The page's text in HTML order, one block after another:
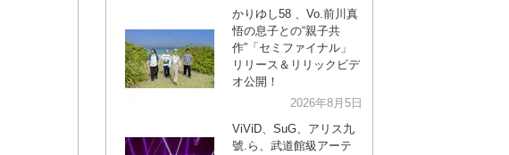
洋楽
VTuber ディズニー
かりゆし58 、Vo.前川真
悟の息子との“親子共
作”「セミファイナル」
リリース＆リリックビデ
オ公開！
2026年8月5日
ViViD、SuG、アリス九
號.ら、武道館級アーテ